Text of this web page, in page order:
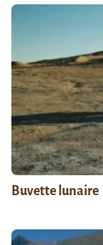
Buvette lunaire